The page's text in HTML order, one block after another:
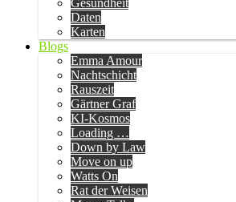
Gesundheit
Daten
Karten
Blogs
Emma Amour
Nachtschicht
Rauszeit
Gärtner Graf
KI-Kosmos
Loading …
Down by Law
Move on up
Watts On
Rat der Weisen